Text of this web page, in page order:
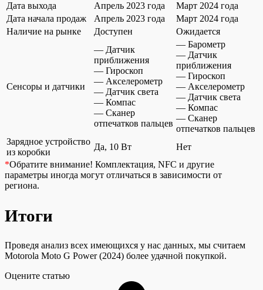
Дата выхода
Апрель 2023 года
Март 2024 года
Дата начала продаж
Апрель 2023 года
Март 2024 года
Наличие на рынке
Доступен Ожидается
Сенсоры и датчики
— Датчик
приближения
— Гироскоп
— Акселерометр
— Датчик света
— Компас
— Сканер
отпечатков пальцев
— Барометр
— Датчик
приближения
— Гироскоп
— Акселерометр
— Датчик света
— Компас
— Сканер
отпечатков пальцев
Зарядное устройство
из коробки
Да, 10 Вт
Нет
*Обратите внимание! Комплектация, NFC и другие
параметры иногда могут отличаться в зависимости от
региона.
Итоги
Проведя анализ всех имеющихся у нас данных, мы считаем
Motorola Moto G Power (2024) более удачной покупкой.
Оцените статью